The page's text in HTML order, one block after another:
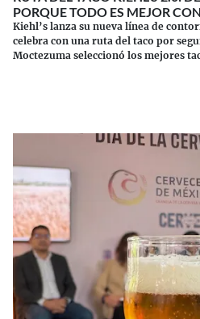
PORQUE TODO ES MEJOR
Kiehl’s lanza su nueva línea de
celebra con una ruta del taco por
Moctezuma seleccionó los mejores